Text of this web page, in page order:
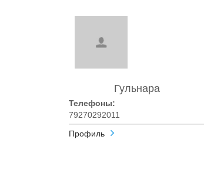
Гульнара
Телефоны:
79270292011
Профиль